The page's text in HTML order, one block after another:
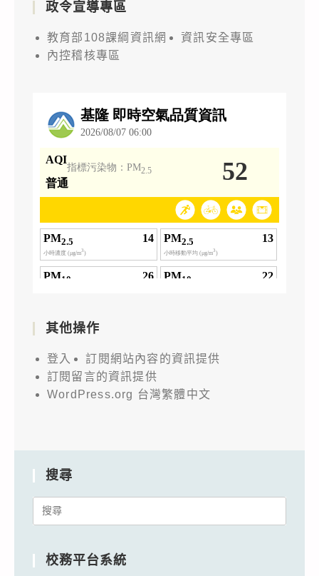
政令宣導專區
教育部108課綱資訊網
資訊安全專區
內控稽核專區
其他操作
登入
訂閱網站內容的資訊提供
訂閱留言的資訊提供
WordPress.org 台灣繁體中文
搜尋
Search
校務平台系統